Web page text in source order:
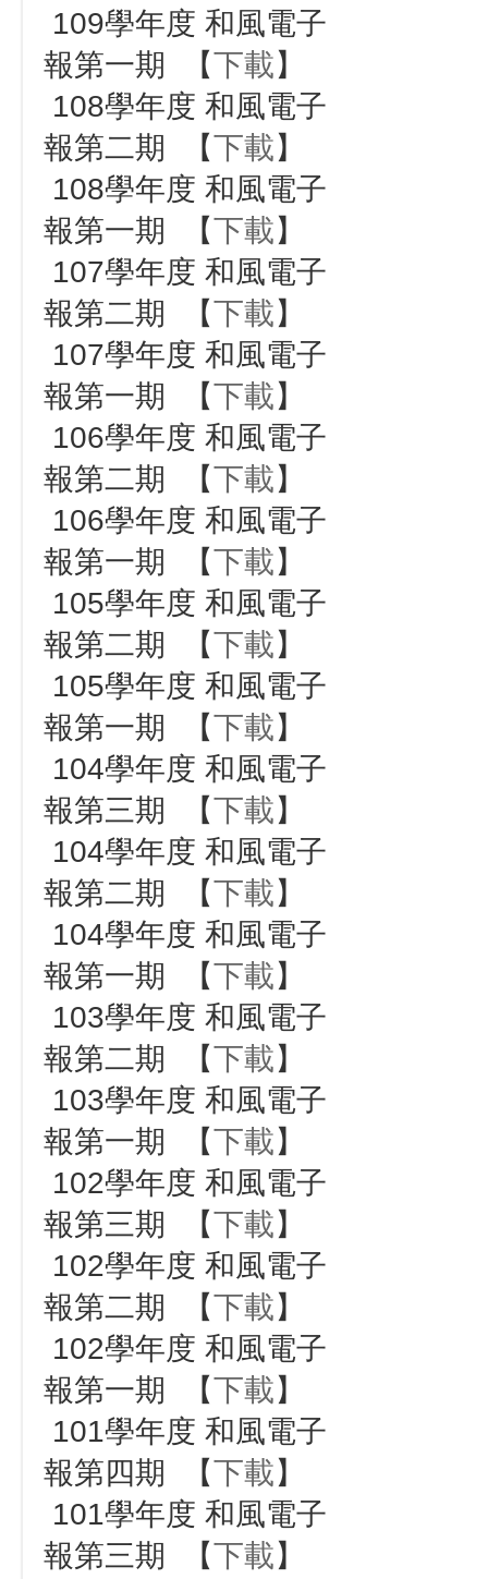
109學年度 和風電子
報第一期 【下載】
108學年度 和風電子
報第二期 【下載】
108學年度 和風電子
報第一期 【下載】
107學年度 和風電子
報第二期 【下載】
107學年度 和風電子
報第一期 【下載】
106學年度 和風電子
報第二期 【下載】
106學年度 和風電子
報第一期 【下載】
105學年度 和風電子
報第二期 【下載】
105學年度 和風電子
報第一期 【下載】
104學年度 和風電子
報第三期 【下載】
104學年度 和風電子
報第二期 【下載】
104學年度 和風電子
報第一期 【下載】
103學年度 和風電子
報第二期 【下載】
103學年度 和風電子
報第一期 【下載】
102學年度 和風電子
報第三期 【下載】
102學年度 和風電子
報第二期 【下載】
102學年度 和風電子
報第一期 【下載】
101學年度 和風電子
報第四期 【下載】
101學年度 和風電子
報第三期 【下載】